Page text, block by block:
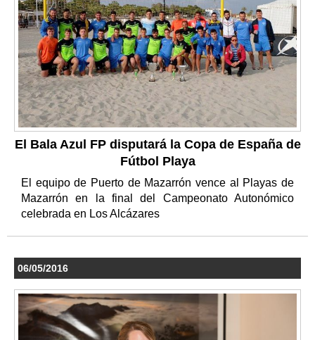
El Bala Azul FP disputará la Copa de España de
Fútbol Playa
El equipo de Puerto de Mazarrón vence al Playas de
Mazarrón en la final del Campeonato Autonómico
celebrada en Los Alcázares
06/05/2016